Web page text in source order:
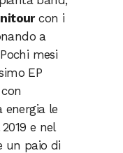
con i
a
mesi
EP
energia le
e nel
un paio di